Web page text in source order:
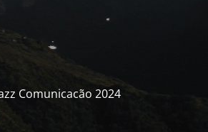
Comunicacão 2024